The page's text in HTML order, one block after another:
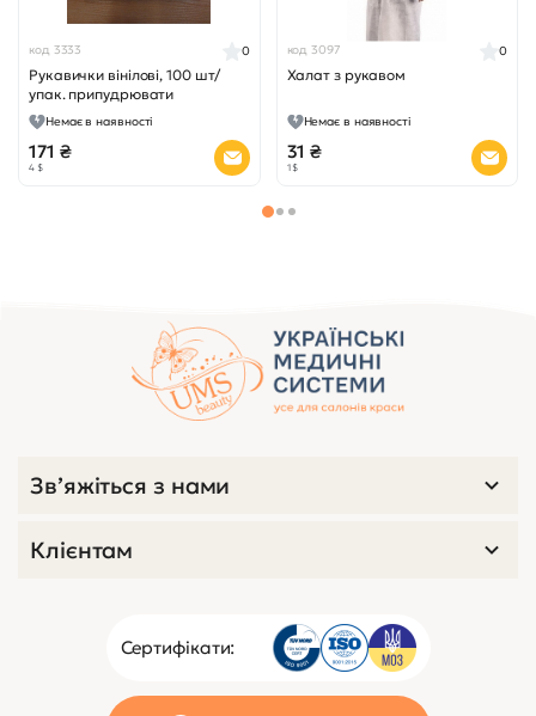
код 3333
Рукавички вінілові, 100 шт/
упак. припудрювати
0
Немає в наявності
171 ₴
4 $
код 3097
Халат з рукавом
0
Немає в наявності
31 ₴
1 $
Сертифікати:
Зв’яжіться з нами
Клієнтам